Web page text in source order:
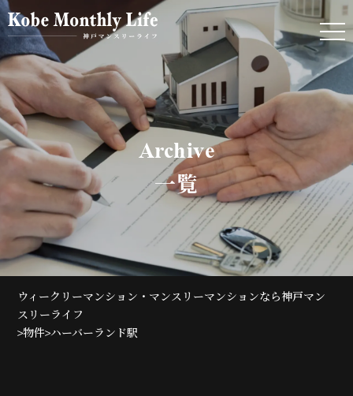
Archive
一覧
ウィークリーマンション・マンスリーマンションなら神戸マン
スリーライフ
>物件>ハーバーランド駅